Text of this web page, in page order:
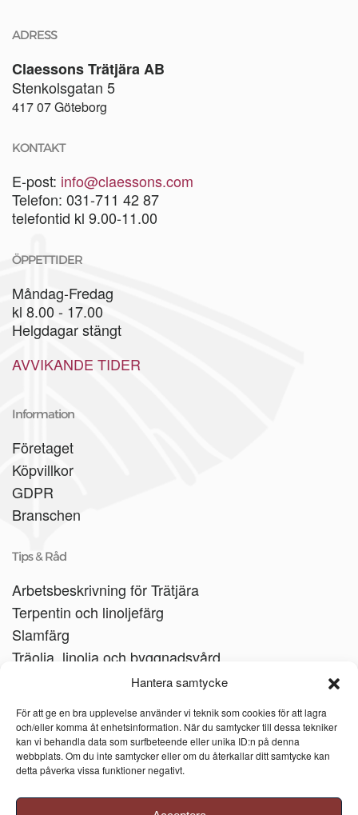
Hantera samtycke
För att ge en bra upplevelse använder vi teknik som cookies för att lagra
och/eller komma åt enhetsinformation. När du samtycker till dessa tekniker
kan vi behandla data som surfbeteende eller unika ID:n på denna
webbplats. Om du inte samtycker eller om du återkallar ditt samtycke kan
detta påverka vissa funktioner negativt.
ADRESS
Claessons Trätjära AB
Stenkolsgatan 5
417 07 Göteborg
KONTAKT
E-post: info@claessons.com
Telefon: 031-711 42 87
telefontid kl 9.00-11.00
ÖPPETTIDER
Måndag-Fredag
kl 8.00 - 17.00
Helgdagar stängt
AVVIKANDE TIDER
Information
Företaget
Köpvillkor
GDPR
Branschen
Tips & Råd
Arbetsbeskrivning för Trätjära
Terpentin och linoljefärg
Slamfärg
Träolja, linolja och byggnadsvård